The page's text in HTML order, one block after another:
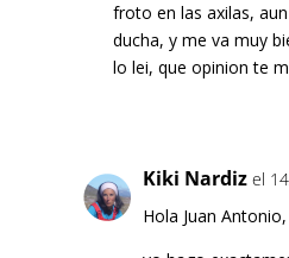
froto en las axilas,
ducha, y me va muy
lo lei, que opinion te
Kiki Nardiz el
Hola Juan Antonio,